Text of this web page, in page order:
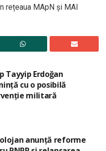
rețeaua MApN şi MAI
Tayyip Erdoğan
cu o posibilă
militară
anunță reforme